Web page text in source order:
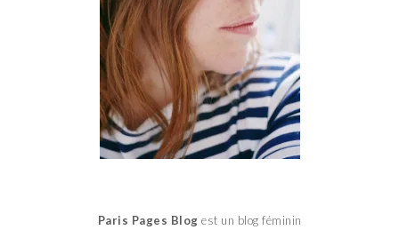
Paris Pages Blog est un blog féminin